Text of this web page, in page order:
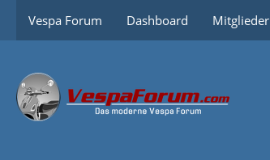
Vespa Forum Dashboard Mitglieder